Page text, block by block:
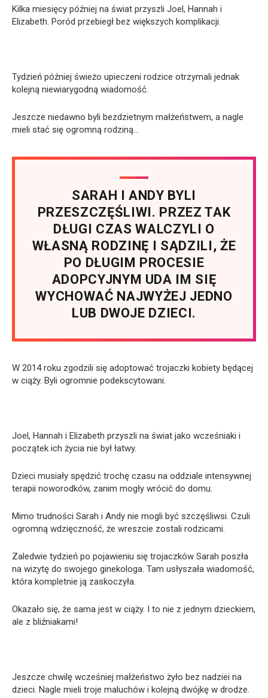
Kilka miesięcy później na świat przyszli Joel, Hannah i
Elizabeth. Poród przebiegł bez większych komplikacji.
Tydzień później świeżo upieczeni rodzice otrzymali jednak
kolejną niewiarygodną wiadomość.
Jeszcze niedawno byli bezdzietnym małżeństwem, a nagle
mieli stać się ogromną rodziną…
SARAH I ANDY BYLI
PRZESZCZĘŚLIWI. PRZEZ TAK
DŁUGI CZAS WALCZYLI O
WŁASNĄ RODZINĘ I SĄDZILI, ŻE
PO DŁUGIM PROCESIE
ADOPCYJNYM UDA IM SIĘ
WYCHOWAĆ NAJWYŻEJ JEDNO
LUB DWOJE DZIECI.
W 2014 roku zgodzili się adoptować trojaczki kobiety będącej
w ciąży. Byli ogromnie podekscytowani.
Joel, Hannah i Elizabeth przyszli na świat jako wcześniaki i
początek ich życia nie był łatwy.
Dzieci musiały spędzić trochę czasu na oddziale intensywnej
terapii noworodków, zanim mogły wrócić do domu.
Mimo trudności Sarah i Andy nie mogli być szczęśliwsi. Czuli
ogromną wdzięczność, że wreszcie zostali rodzicami.
Zaledwie tydzień po pojawieniu się trojaczków Sarah poszła
na wizytę do swojego ginekologa. Tam usłyszała wiadomość,
która kompletnie ją zaskoczyła.
Okazało się, że sama jest w ciąży. I to nie z jednym dzieckiem,
ale z bliźniakami!
Jeszcze chwilę wcześniej małżeństwo żyło bez nadziei na
dzieci. Nagle mieli troje maluchów i kolejną dwójkę w drodze.